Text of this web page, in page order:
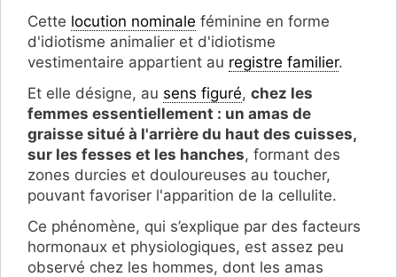
Cette locution nominale féminine en forme
d'idiotisme animalier et d'idiotisme
vestimentaire appartient au registre familier.
Et elle désigne, au sens figuré, chez les
femmes essentiellement : un amas de
graisse situé à l'arrière du haut des cuisses,
sur les fesses et les hanches, formant des
zones durcies et douloureuses au toucher,
pouvant favoriser l'apparition de la cellulite.
Ce phénomène, qui s’explique par des facteurs
hormonaux et physiologiques, est assez peu
observé chez les hommes, dont les amas